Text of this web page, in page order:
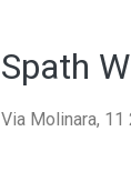
Spath
Via Molinara,